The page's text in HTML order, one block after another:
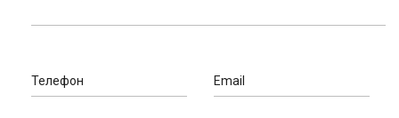
Телефон Email